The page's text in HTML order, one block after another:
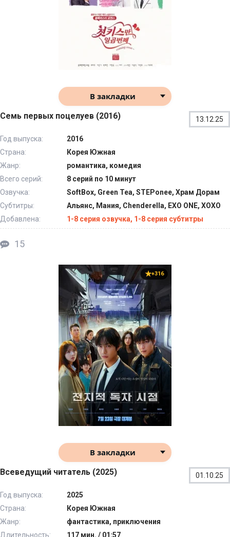
В закладки
Семь первых поцелуев (2016) 13.12.25
Год выпуска:
2016
Страна:
Корея Южная
Жанр:
романтика, комедия
Всего серий:
8 серий по 10 минут
Озвучка:
SoftBox, Green Tea, STEPonee, Храм Дорам
Субтитры:
Альянс, Мания, Chenderella, EXO ONE, XOXO
Добавлена:
1-8 серия озвучка, 1-8 серия субтитры
15
+316
В закладки
Всеведущий читатель (2025) 01.10.25
Год выпуска:
2025
Страна:
Корея Южная
Жанр:
фантастика, приключения
Длительность:
117 мин. / 01:57